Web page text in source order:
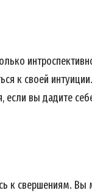
к своей
вы дадите
к свершениям.